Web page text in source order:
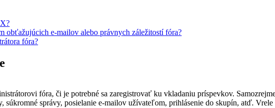
obťažujúcich e-mailov alebo právnych záležitostí fóra?
fóra?
fóra, či je potrebné sa zaregistrovať ku vkladaniu príspevkov.
súkromné správy, posielanie e-mailov užívateľom, prihlásenie do skupín, atď.